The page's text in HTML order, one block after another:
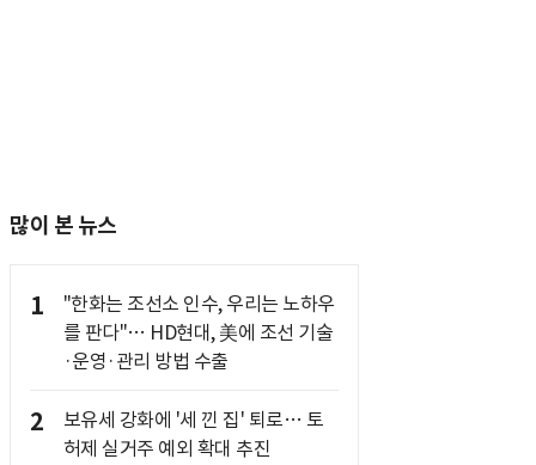
많이 본 뉴스
1
"한화는 조선소 인수, 우리는 노하우
를 판다"… HD현대, 美에 조선 기술
·운영·관리 방법 수출
2
보유세 강화에 '세 낀 집' 퇴로… 토
허제 실거주 예외 확대 추진